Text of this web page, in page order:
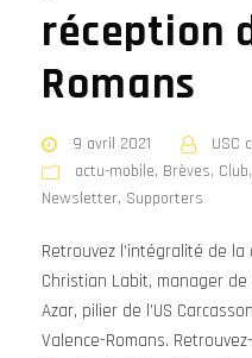
réception
Romans
9 avril 2021
USC
actu-mobile, Brèves, Club,
Newsletter, Supporters
Retrouvez l’intégralité de
Christian Labit, manager de
Azar, pilier de l’US
Valence-Romans.